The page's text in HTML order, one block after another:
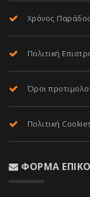
Χρόνος
Πολιτική
Όροι
Πολιτική
ΦΌΡΜΑ